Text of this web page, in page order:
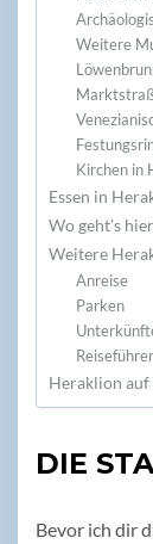
Weitere
Kirchen in
Essen in
Wo geht’s
Weitere
Anreise
Parken
Reiseführer
Heraklion
DIE
Bevor ich dir